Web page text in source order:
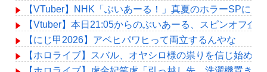
【VTuber】NHK「ぶいあーる！」真夏のホラーSPに
【Vtuber】本日21:05からのぶいあーる、スピンオフ企
【にじ甲2026】アベヒパワヒって両立するんやな
【ホロライブ】スバル、オヤシロ様の祟りを信じ始める